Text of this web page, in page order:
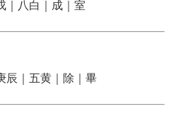
｜八白｜成｜室
辰｜五黄｜除｜畢